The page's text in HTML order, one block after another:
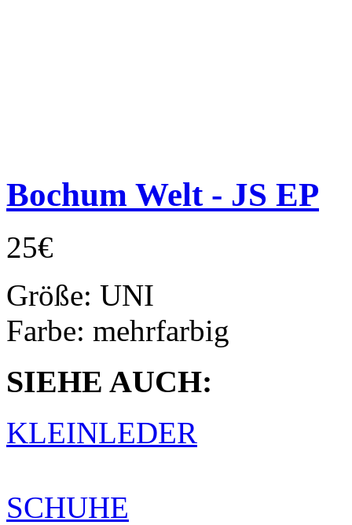
Bochum Welt - JS EP
25€
Größe: UNI
Farbe: mehrfarbig
SIEHE AUCH:
KLEINLEDER
SCHUHE